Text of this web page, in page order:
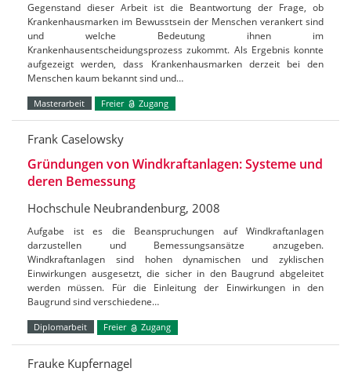
Gegenstand dieser Arbeit ist die Beantwortung der Frage, ob
Krankenhausmarken im Bewusstsein der Menschen verankert sind
und welche Bedeutung ihnen im
Krankenhausentscheidungsprozess zukommt. Als Ergebnis konnte
aufgezeigt werden, dass Krankenhausmarken derzeit bei den
Menschen kaum bekannt sind und…
Masterarbeit Freier Zugang
Frank Caselowsky
Gründungen von Windkraftanlagen: Systeme und
deren Bemessung
Hochschule Neubrandenburg, 2008
Aufgabe ist es die Beanspruchungen auf Windkraftanlagen
darzustellen und Bemessungsansätze anzugeben.
Windkraftanlagen sind hohen dynamischen und zyklischen
Einwirkungen ausgesetzt, die sicher in den Baugrund abgeleitet
werden müssen. Für die Einleitung der Einwirkungen in den
Baugrund sind verschiedene…
Diplomarbeit Freier Zugang
Frauke Kupfernagel